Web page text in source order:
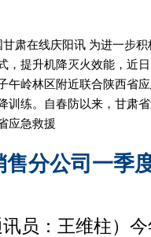
甘肃在线庆阳讯 为进一步积
，提升机降灭火效能，近
午岭林区附近联合陕西省
训练。自春防以来，甘肃
应急救援
分公司一季
员：王维柱）